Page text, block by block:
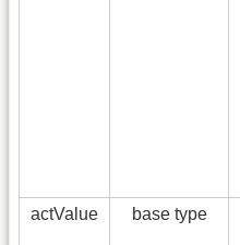
actValue
base type